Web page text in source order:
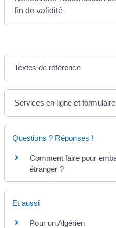
fin de validité
Textes de référence
Services en ligne et
Questions ? Réponses !
Comment faire pour
étranger ?
Et aussi
Pour un Algérien